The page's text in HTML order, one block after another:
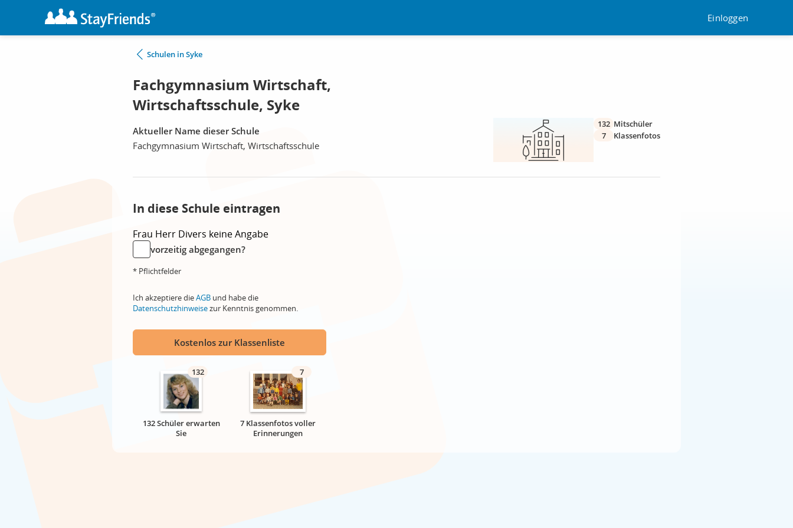
Einloggen
Schulen in Syke
Fachgymnasium Wirtschaft,
Wirtschaftsschule, Syke
Aktueller Name dieser Schule
Fachgymnasium Wirtschaft, Wirtschaftsschule
132 Mitschüler
7
Klassenfotos
In diese Schule eintragen
Frau Herr Divers keine Angabe
vorzeitig abgegangen?
* Pflichtfelder
Ich akzeptiere dieAGB und habe die
Datenschutzhinweisezur Kenntnis genommen.
Kostenlos zur Klassenliste
132
132 Schüler erwarten
Sie
7
7 Klassenfotos voller
Erinnerungen